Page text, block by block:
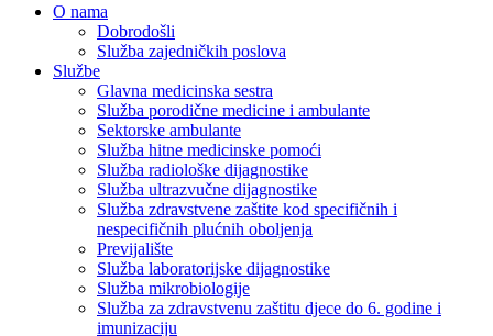
O nama
Dobrodošli
Služba zajedničkih poslova
Službe
Glavna medicinska sestra
Služba porodične medicine i ambulante
Sektorske ambulante
Služba hitne medicinske pomoći
Služba radiološke dijagnostike
Služba ultrazvučne dijagnostike
Služba zdravstvene zaštite kod specifičnih i
nespecifičnih plućnih oboljenja
Previjalište
Služba laboratorijske dijagnostike
Služba mikrobiologije
Služba za zdravstvenu zaštitu djece do 6. godine i
imunizaciju